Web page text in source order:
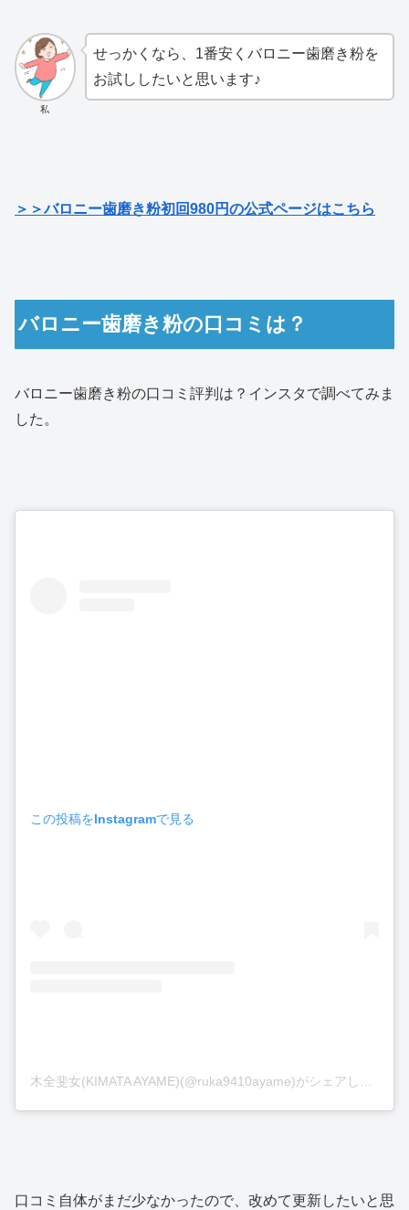
私
せっかくなら、1番安くバロニー歯磨き粉を
お試ししたいと思います♪
＞＞バロニー歯磨き粉初回980円の公式ページはこちら
バロニー歯磨き粉の口コミは？
バロニー歯磨き粉の口コミ評判は？インスタで調べてみま
した。
この投稿をInstagramで見る
口コミ自体がまだ少なかったので、改めて更新したいと思